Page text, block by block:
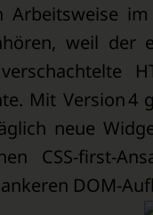
weil der
Mit Version 4
neue
CSS-first-
DOM-